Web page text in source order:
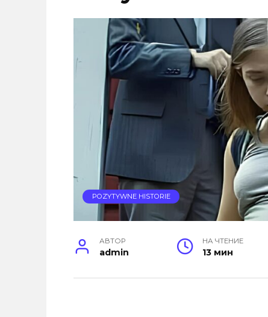
POZYTYWNE HISTORIE
АВТОР
admin
НА ЧТЕНИЕ
13 мин